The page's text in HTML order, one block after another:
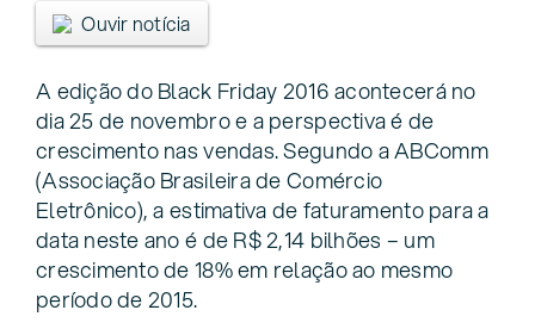
Ouvir notícia
A edição do Black Friday 2016 acontecerá no
dia 25 de novembro e a perspectiva é de
crescimento nas vendas. Segundo a ABComm
(Associação Brasileira de Comércio
Eletrônico), a estimativa de faturamento para a
data neste ano é de R$ 2,14 bilhões – um
crescimento de 18% em relação ao mesmo
período de 2015.